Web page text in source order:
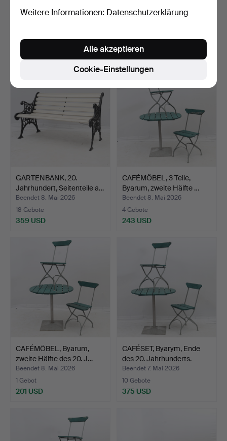
GARTENSTÜHLE, 6 Stück,
Byarum, Eisen und b…
3 Gebote
CAFÉMÖBEL, 3 Teile,
Byarum, zweite Hälfte …
1 Gebot
201 USD
GARTENBANK, 20.
Jahrhundert, Seitenteile a…
Beendet 8. Mai 2026
18 Gebote
359 USD
CAFÉMÖBEL, 3 Teile,
Byarum, zweite Hälfte …
Beendet 8. Mai 2026
4 Gebote
243 USD
CAFÉMÖBEL, Byarum,
zweite Hälfte des 20. J…
Beendet 8. Mai 2026
1 Gebot
201 USD
CAFÉSET, Byarym, Ende
des 20. Jahrhunderts.
Beendet 7. Mai 2026
10 Gebote
375 USD
Weitere Informationen: Datenschutzerklärung
Cookie-Einstellungen
Alle akzeptieren